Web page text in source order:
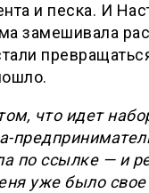
и песка. И
замешивала
что идет
по ссылке — и
уже было